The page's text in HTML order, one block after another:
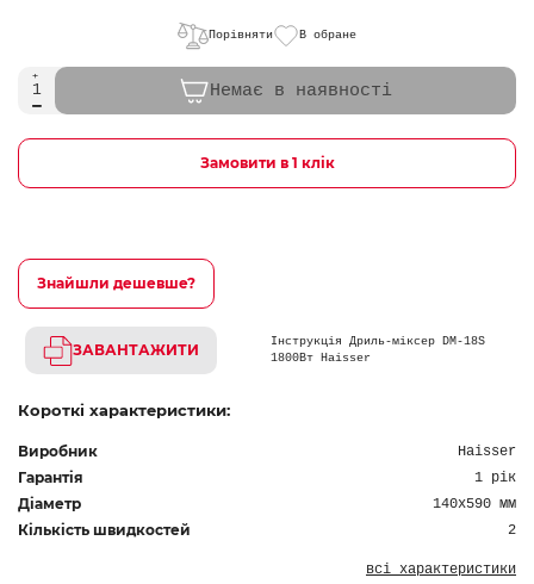
Порівняти В обране
Немає в наявності
Замовити в 1 клік
Знайшли дешевше?
ЗАВАНТАЖИТИ
Інструкція Дриль-міксер DM-18S
1800Вт Haisser
Короткі характеристики:
Виробник Haisser
Гарантія 1 рік
Діаметр 140х590 мм
Кількість швидкостей 2
всі характеристики